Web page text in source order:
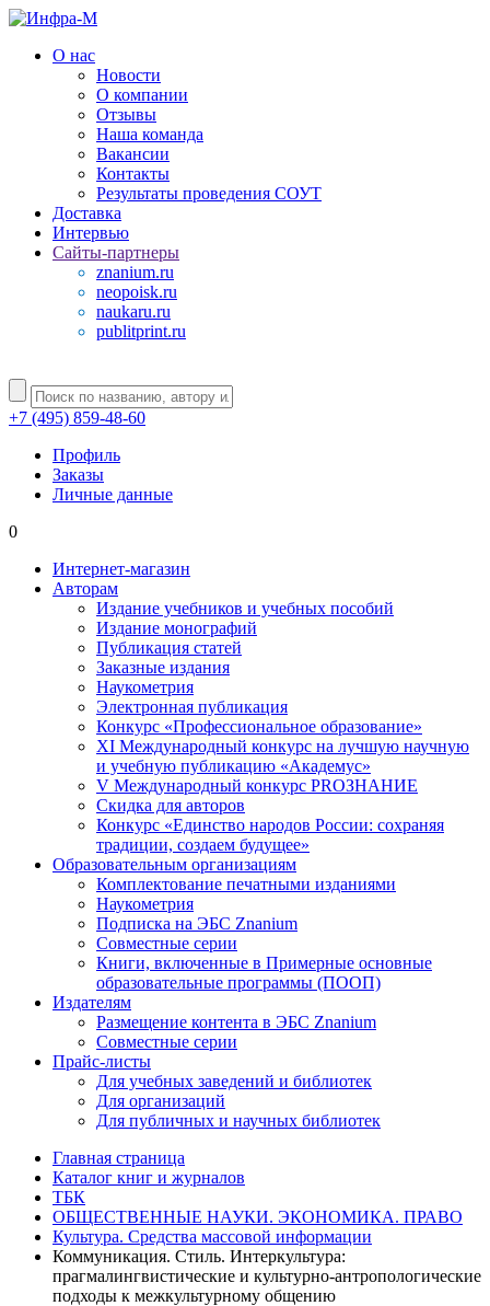
О нас
Новости
О компании
Отзывы
Наша команда
Вакансии
Контакты
Результаты проведения СОУТ
Доставка
Интервью
Сайты-партнеры
znanium.ru
neopoisk.ru
naukaru.ru
publitprint.ru
+7 (495) 859-48-60
Профиль
Заказы
Личные данные
0
Интернет-магазин
Авторам
Издание учебников и учебных пособий
Издание монографий
Публикация статей
Заказные издания
Наукометрия
Электронная публикация
Конкурс «Профессиональное образование»
XI Международный конкурс на лучшую научную
и учебную публикацию «Академус»
V Международный конкурс PROЗНАНИЕ
Скидка для авторов
Конкурс «Единство народов России: сохраняя
традиции, создаем будущее»
Образовательным организациям
Комплектование печатными изданиями
Наукометрия
Подписка на ЭБС Znanium
Совместные серии
Книги, включенные в Примерные основные
образовательные программы (ПООП)
Издателям
Размещение контента в ЭБС Znanium
Совместные серии
Прайс-листы
Для учебных заведений и библиотек
Для организаций
Для публичных и научных библиотек
Главная страница
Каталог книг и журналов
ТБК
ОБЩЕСТВЕННЫЕ НАУКИ. ЭКОНОМИКА. ПРАВО
Культура. Средства массовой информации
Коммуникация. Стиль. Интеркультура:
прагмалингвистические и культурно-антропологические
подходы к межкультурному общению